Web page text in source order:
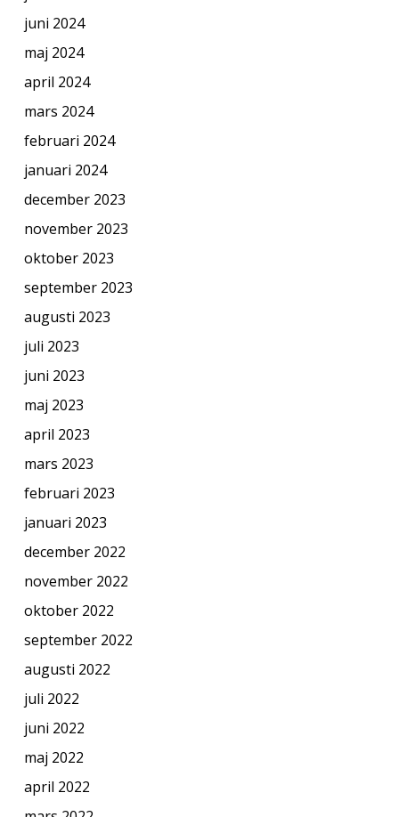
juni 2024
maj 2024
april 2024
mars 2024
februari 2024
januari 2024
december 2023
november 2023
oktober 2023
september 2023
augusti 2023
juli 2023
juni 2023
maj 2023
april 2023
mars 2023
februari 2023
januari 2023
december 2022
november 2022
oktober 2022
september 2022
augusti 2022
juli 2022
juni 2022
maj 2022
april 2022